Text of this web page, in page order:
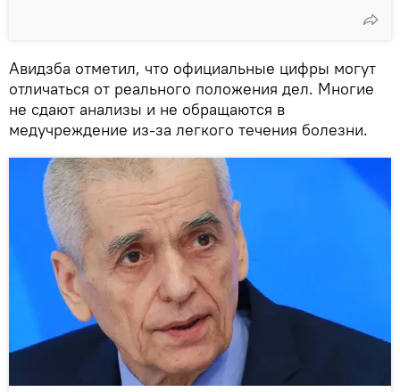
Авидзба отметил, что официальные цифры могут
отличаться от реального положения дел. Многие
не сдают анализы и не обращаются в
медучреждение из-за легкого течения болезни.